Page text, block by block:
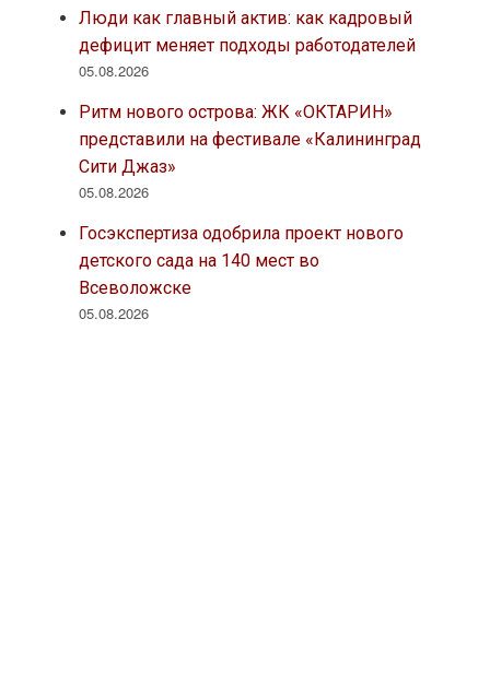
Люди как главный актив: как кадровый
дефицит меняет подходы работодателей
05.08.2026
Ритм нового острова: ЖК «ОКТАРИН»
представили на фестивале «Калининград
Сити Джаз»
05.08.2026
Госэкспертиза одобрила проект нового
детского сада на 140 мест во
Всеволожске
05.08.2026